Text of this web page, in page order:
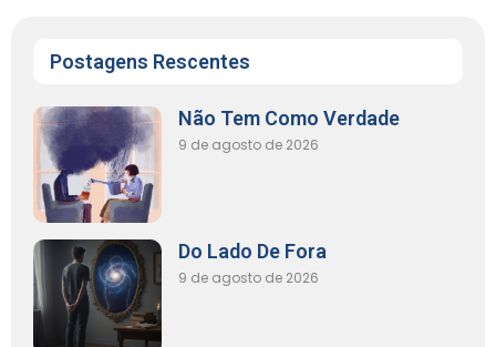
Postagens Rescentes
Não Tem Como Verdade
9 de agosto de 2026
Do Lado De Fora
9 de agosto de 2026